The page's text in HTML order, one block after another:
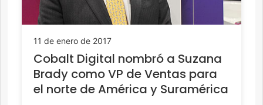
11 de enero de 2017
Cobalt Digital nombró a Suzana
Brady como VP de Ventas para
el norte de América y Suramérica